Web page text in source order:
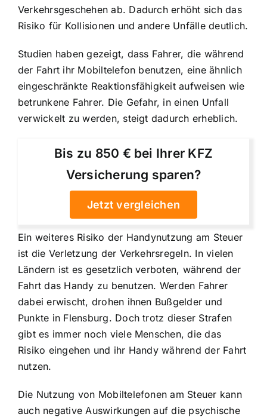
Verkehrsgeschehen ab. Dadurch erhöht sich das
Risiko für Kollisionen und andere Unfälle deutlich.
Studien haben gezeigt, dass Fahrer, die während
der Fahrt ihr Mobiltelefon benutzen, eine ähnlich
eingeschränkte Reaktionsfähigkeit aufweisen wie
betrunkene Fahrer. Die Gefahr, in einen Unfall
verwickelt zu werden, steigt dadurch erheblich.
Bis zu 850 € bei Ihrer KFZ
Versicherung sparen?
Jetzt vergleichen
Ein weiteres Risiko der Handynutzung am Steuer
ist die Verletzung der Verkehrsregeln. In vielen
Ländern ist es gesetzlich verboten, während der
Fahrt das Handy zu benutzen. Werden Fahrer
dabei erwischt, drohen ihnen Bußgelder und
Punkte in Flensburg. Doch trotz dieser Strafen
gibt es immer noch viele Menschen, die das
Risiko eingehen und ihr Handy während der Fahrt
nutzen.
Die Nutzung von Mobiltelefonen am Steuer kann
auch negative Auswirkungen auf die psychische